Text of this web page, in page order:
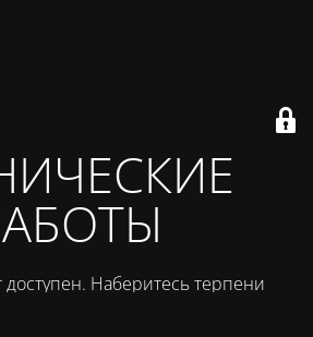
доступен. Наберитесь терпения